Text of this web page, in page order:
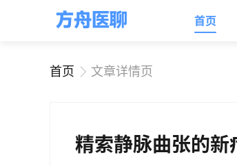
首页
首页 文章详情页
精索静脉曲张的新